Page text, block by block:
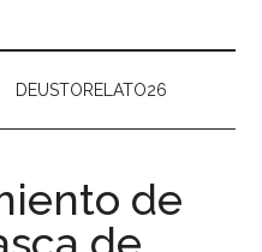
DEUSTORELATO26
de